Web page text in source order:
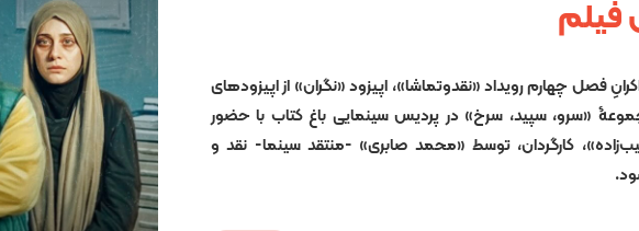
فیلم
فصل چهارم رویداد «نقدوتماشا»، اپیزود «نگران» از اپیزودهای
«سرو، سپید، سرخ» در پردیس سینمایی باغ کتاب با حضور
کارگردان، توسط «محمد صابری» -منتقد سینما- نقد و